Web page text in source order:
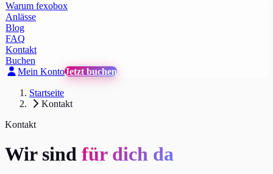
Warum fexobox
Anlässe
Blog
FAQ
Kontakt
Buchen
Mein KontoJetzt buchen
Startseite
Kontakt
Kontakt
Wir sind für dich da